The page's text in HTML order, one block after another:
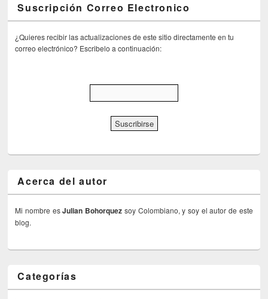
Suscripción Correo Electronico
¿Quieres recibir las actualizaciones de este sitio directamente en tu
correo electrónico? Escribelo a continuación:
Acerca del autor
Mi nombre esJulian Bohorquez soy Colombiano, y soy el autor de este
blog.
Categorías